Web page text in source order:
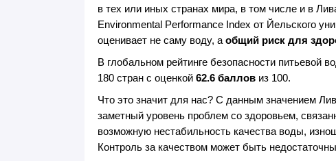
в тех или иных странах мира, в том числе и в
Environmental Performance Index от Йельского
оценивает не саму воду, а общий риск для
В глобальном рейтинге безопасности питьевой
180 стран с оценкой 62.6 балловиз 100.
Что это значит для нас? С данным значением
заметный уровень проблем со здоровьем,
возможную нестабильность качества воды,
Контроль за качеством может быть